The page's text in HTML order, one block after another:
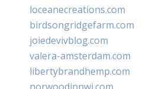
loceanecreations.com
birdsongridgefarm.com
joiedevivblog.com
valera-amsterdam.com
libertybrandhemp.com